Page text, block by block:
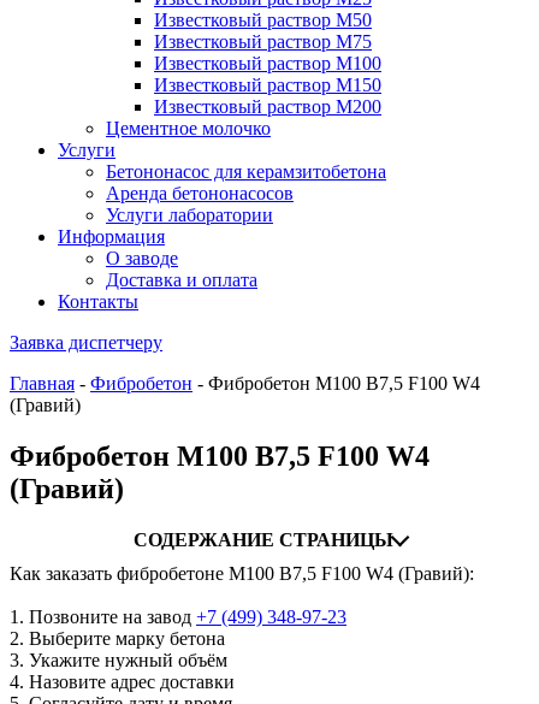
Известковый раствор М50
Известковый раствор М75
Известковый раствор М100
Известковый раствор М150
Известковый раствор М200
Цементное молочко
Услуги
Бетононасос для керамзитобетона
Аренда бетононасосов
Услуги лаборатории
Информация
О заводе
Доставка и оплата
Контакты
Заявка диспетчеру
Главная - Фибробетон - Фибробетон М100 B7,5 F100 W4
(Гравий)
Фибробетон М100 B7,5 F100 W4
(Гравий)
СОДЕРЖАНИЕ СТРАНИЦЫ
Как заказать фибробетоне М100 B7,5 F100 W4 (Гравий):
1. Позвоните на завод +7 (499) 348-97-23
2. Выберите марку бетона
3. Укажите нужный объём
4. Назовите адрес доставки